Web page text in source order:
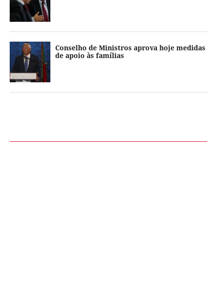
Conselho de Ministros aprova hoje medidas
de apoio às famílias